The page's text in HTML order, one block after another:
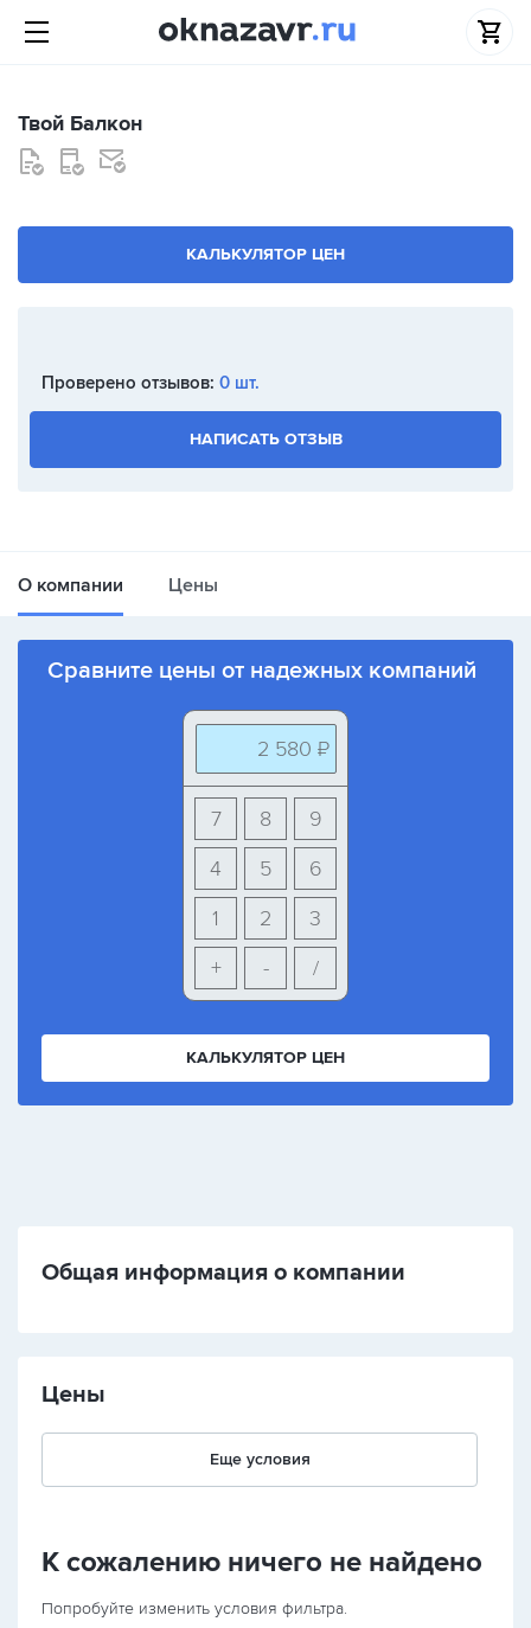
Твой Балкон
КАЛЬКУЛЯТОР ЦЕН
Проверено отзывов: 0 шт.
НАПИСАТЬ ОТЗЫВ
О компании Цены
Сравните цены от надежных компаний
2 580 ₽
9
8
7
6
5
4
3
2
1
+
- /
КАЛЬКУЛЯТОР ЦЕН
Общая информация о компании
Цены
Еще условия
К сожалению ничего не найдено
Попробуйте изменить условия фильтра.